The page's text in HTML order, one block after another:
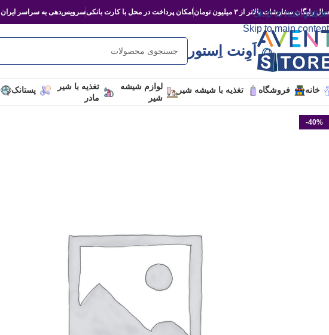
Skip to navigation
Skip to main content
رایگان سفارشات بالاتر از ۳ میلیون تومان امکان پرداخت در محل با کارت بانکیسرویس‌دهی به سراسر ایران
اَوِنت اِستور
خانه فروشگاه تغذیه با شیشه شیر
لوازم شیشه
شیر
تغذیه با شیر
مادر
پستانک
-40%